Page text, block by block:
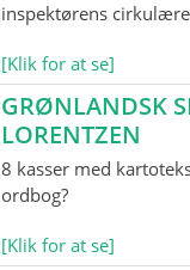
inspektørens
[Klik for at se]
GRØNLANDSK
LORENTZEN
8 kasser med
ordbog?
[Klik for at se]